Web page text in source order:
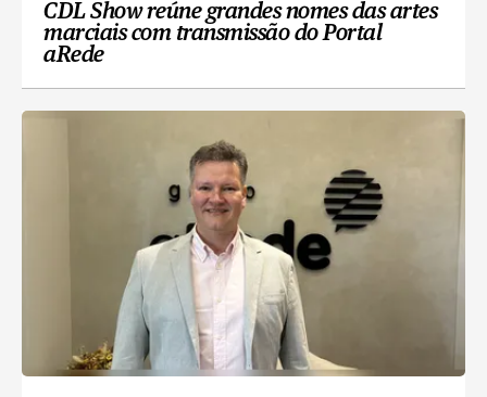
CDL Show reúne grandes nomes das artes
marciais com transmissão do Portal
aRede